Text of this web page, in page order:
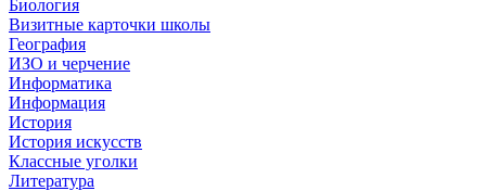
Биология
Визитные карточки школы
География
ИЗО и черчение
Информатика
Информация
История
История искусств
Классные уголки
Литература